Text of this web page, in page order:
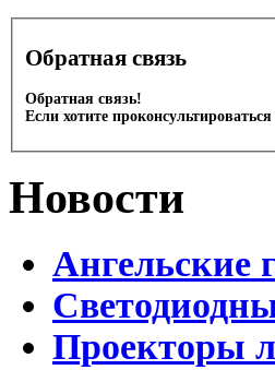
Обратная связь
Обратная связь!
Если хотите
Новости
Ангельские
Проекторы